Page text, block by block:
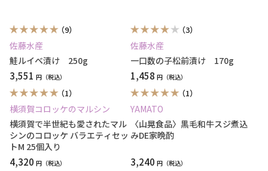
（9）
佐藤水産
鮭ルイベ漬け 250g
3,551 円
（3）
佐藤水産
一口数の子松前漬け 170g
1,458 円
（1）
横須賀コロッケのマルシン
横須賀で半世紀も愛されたマル
シンのコロッケ バラエティセッ
トM 25個入り
4,320 円
（1）
YAMATO
〈山晃食品〉黒毛和牛スジ煮込
みDE家晩酌
3,240 円